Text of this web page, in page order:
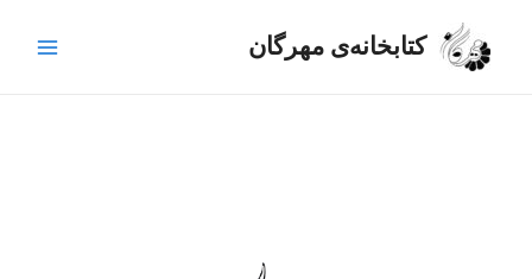
کتابخانه‌ی مهرگان